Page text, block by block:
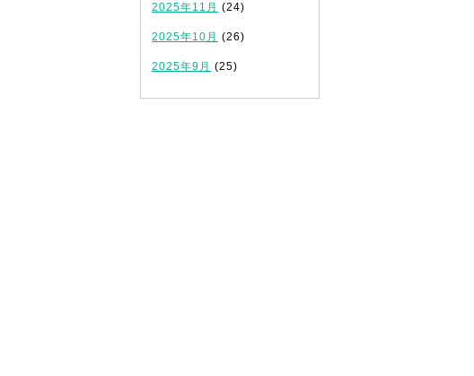
2025年11月 (24)
2025年10月 (26)
2025年9月 (25)